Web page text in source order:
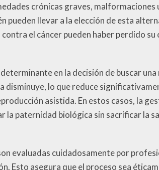
crónicas graves,
llevar a la elección de esta
el cáncer pueden haber perdido
en la decisión de buscar
disminuye, lo que reduce
asistida. En estos casos, la
la paternidad biológica sin sacrificar la
evaluadas cuidadosamente por
Esto asegura que el proceso sea